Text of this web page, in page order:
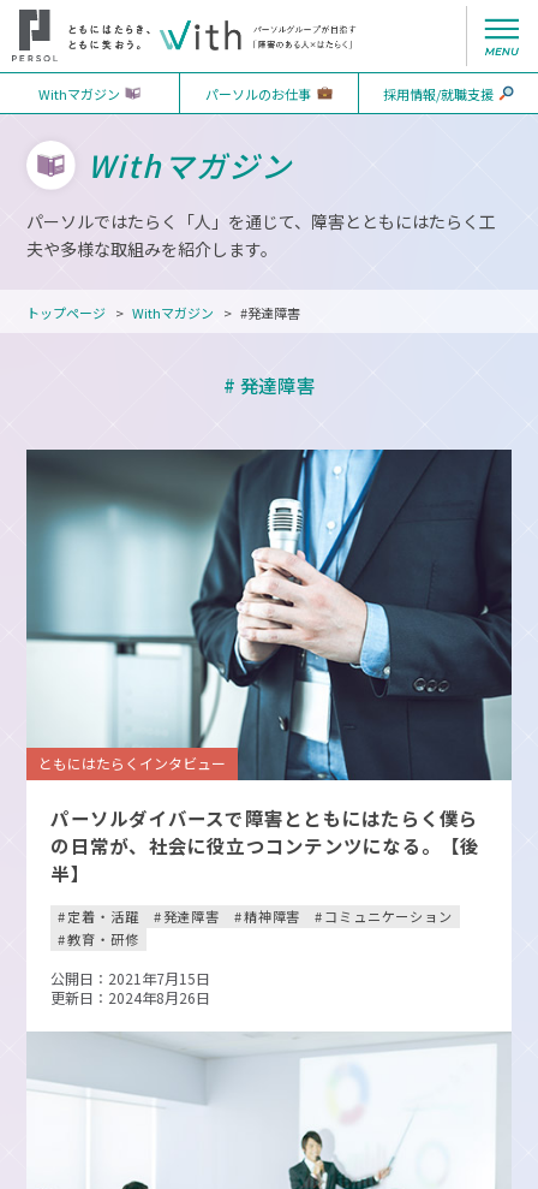
Withマガジン パーソルのお仕事 採用情報/就職支援
Withマガジン
パーソルではたらく「人」を通じて、障害とともにはたらく工
夫や多様な取組みを紹介します。
トップページ Withマガジン #発達障害
# 発達障害
ともにはたらくインタビュー
パーソルダイバースで障害とともにはたらく僕ら
の日常が、社会に役立つコンテンツになる。【後
半】
定着・活躍 発達障害 精神障害
コミュニケーション
教育・研修
公開日：2021年7月15日
更新日：2024年8月26日